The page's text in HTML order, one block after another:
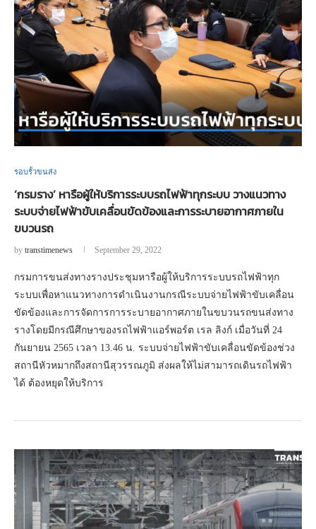
รอบรั้วขนส่ง
‘กรมราง’ หารือผู้ให้บริการระบบรถไฟฟ้าทุกระบบ วางแนวทาง
ระบบจ่ายไฟฟ้าขับเคลื่อนขัดข้องและการระบายอากาศภายใน
ขบวนรถ
by transtimenews September 29, 2022
กรมการขนส่งทางรางประชุมหารือผู้ให้บริการระบบรถไฟฟ้าทุก
ระบบเพื่อหาแนวทางการดำเนินงานกรณีระบบจ่ายไฟฟ้าขับเคลื่อน
ขัดข้องและการจัดการการระบายอากาศภายในขบวนรถขนส่งทาง
รางโดยมีกรณีศึกษาของรถไฟฟ้าแอร์พอร์ต เรล ลิงก์ เมื่อวันที่ 24
กันยายน 2565 เวลา 13.46 น. ระบบจ่ายไฟฟ้าขับเคลื่อนขัดข้องช่วง
สถานีหัวหมากถึงสถานีสุวรรณภูมิ ส่งผลให้ไม่สามารถเดินรถไฟฟ้า
ได้ ต้องหยุดให้บริการ